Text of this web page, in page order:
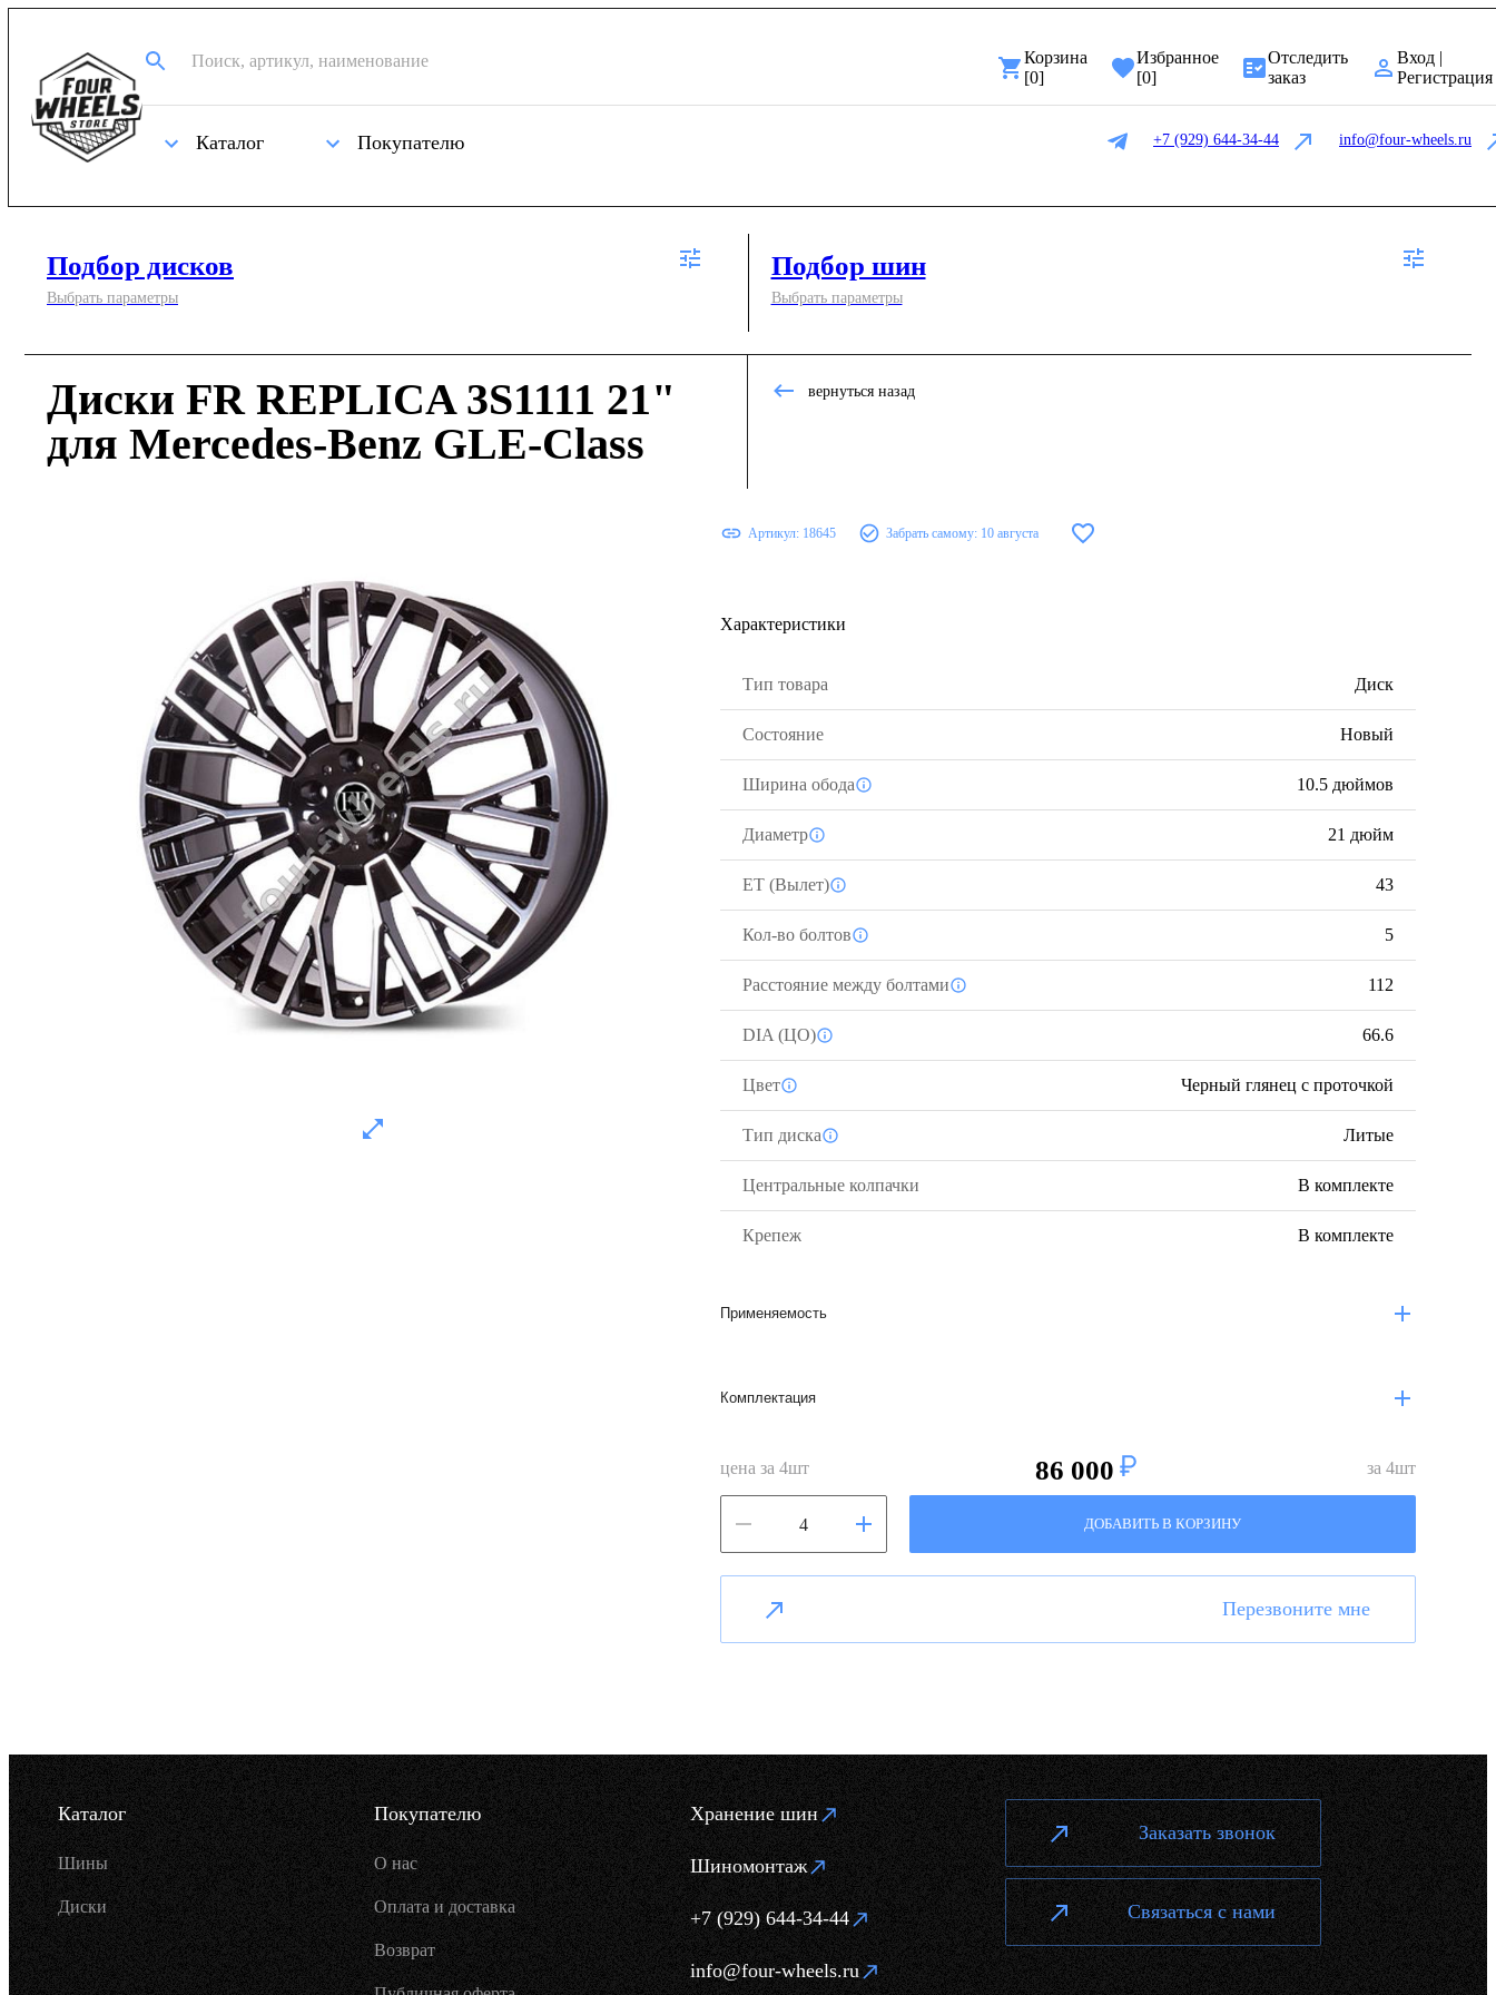
Корзина
[0]
Избранное
[0]
Отследить
заказ
Вход |
Регистрация
Каталог Покупателю +7 (929) 644-34-44 info@four-wheels.ru
Подбор дисков
Выбрать параметры
Подбор шин
Выбрать параметры
Диски FR REPLICA 3S1111 21"
для Mercedes-Benz GLE-Class
вернуться назад
Артикул: 18645 Забрать самому: 10 августа
Характеристики
Тип товара Диск
Состояние Новый
Ширина обода 10.5 дюймов
Диаметр 21 дюйм
ЕТ (Вылет) 43
Кол-во болтов 5
Расстояние между болтами 112
DIA (ЦО) 66.6
Цвет Черный глянец с проточкой
Тип диска Литые
Центральные колпачки В комплекте
Крепеж В комплекте
Применяемость
Комплектация
цена за 4шт 86 000 за 4шт
ДОБАВИТЬ В КОРЗИНУ
Перезвоните мне
Каталог
Шины
Диски
Покупателю
О нас
Оплата и доставка
Возврат
Хранение шин
Шиномонтаж
+7 (929) 644-34-44
info@four-wheels.ru
Заказать звонок
Связаться с нами